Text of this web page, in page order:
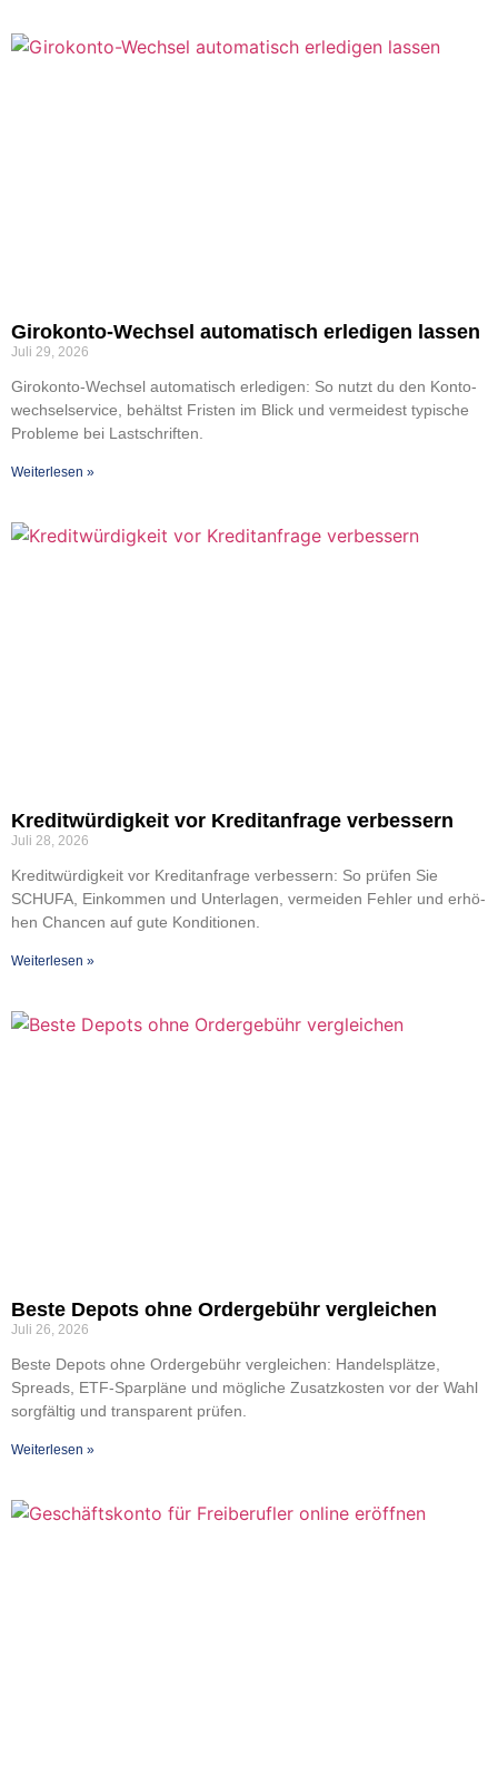
Giro­­kon­­­to-Wech­­sel auto­ma­tisch erle­di­gen las­sen
Juli 29, 2026
Giro­­kon­­­to-Wech­­sel auto­ma­tisch erle­di­gen: So nutzt du den Kon­to­
wech­sel­ser­vice, behältst Fris­ten im Blick und ver­mei­dest typi­sche
Pro­ble­me bei Last­schrif­ten.
Wei­ter­le­sen »
Kre­dit­wür­dig­keit vor Kre­dit­an­fra­ge ver­bes­sern
Juli 28, 2026
Kre­dit­wür­dig­keit vor Kre­dit­an­fra­ge ver­bes­sern: So prü­fen Sie
SCHUFA, Ein­kom­men und Unter­la­gen, ver­mei­den Feh­ler und erhö­
hen Chan­cen auf gute Kon­di­tio­nen.
Wei­ter­le­sen »
Bes­te Depots ohne Order­ge­bühr ver­glei­chen
Juli 26, 2026
Bes­te Depots ohne Order­ge­bühr ver­glei­chen: Han­dels­plät­ze,
Spreads, ETF-Spar­­plä­­ne und mög­li­che Zusatz­kos­ten vor der Wahl
sorg­fäl­tig und trans­pa­rent prü­fen.
Wei­ter­le­sen »